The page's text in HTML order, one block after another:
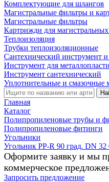
Комплектующие для шлангов
Магистральные фильтры и
Магистральные фильтры
Картрижди для
Теплоизоляция
Трубки теплоизоляционные
Сантехнический инструмент
Инструмент для
Инструмент сантехнический
Уплотнительные и смазочные
Главная
Каталог
Полипропиленовые трубы и
Полипропиленовые фитинги
Угольники
Угольник PP-R 90 град. DN
Оформите заявку и мы
коммерческое
Запросить предложение